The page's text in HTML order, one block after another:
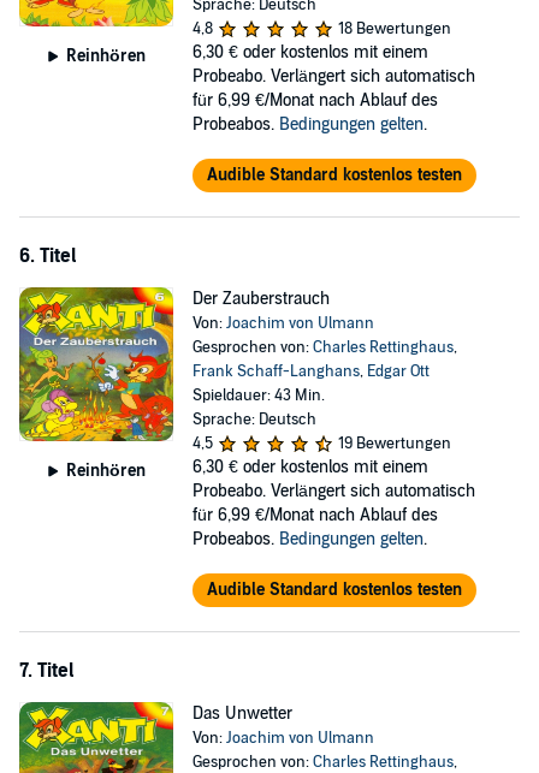
Reinhören
Sprache: Deutsch
4,8
18 Bewertungen
6,30 € oder kostenlos mit einem
Probeabo. Verlängert sich automatisch
für 6,99 €/Monat nach Ablauf des
Probeabos. Bedingungen gelten.
Audible Standard kostenlos testen
6. Titel
Reinhören
Der Zauberstrauch
Von:Joachim von Ulmann
Gesprochen von:Charles Rettinghaus,
Frank Schaff-Langhans, Edgar Ott
Spieldauer: 43 Min.
Sprache: Deutsch
4,5
19 Bewertungen
6,30 € oder kostenlos mit einem
Probeabo. Verlängert sich automatisch
für 6,99 €/Monat nach Ablauf des
Probeabos. Bedingungen gelten.
Audible Standard kostenlos testen
7. Titel
Das Unwetter
Von:Joachim von Ulmann
Gesprochen von:Charles Rettinghaus,